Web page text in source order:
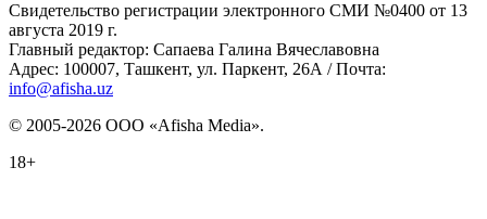
Свидетельство регистрации электронного СМИ №0400 от 13
августа 2019 г.
Главный редактор: Сапаева Галина Вячеславовна
Адрес: 100007, Ташкент, ул. Паркент, 26А / Почта:
info@afisha.uz
© 2005-2026 ООО «Afisha Media».
18+